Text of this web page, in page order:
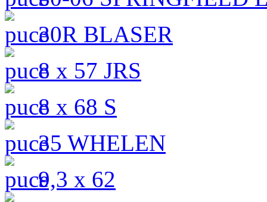
30R BLASER
8 x 57 JRS
8 x 68 S
35 WHELEN
9,3 x 62